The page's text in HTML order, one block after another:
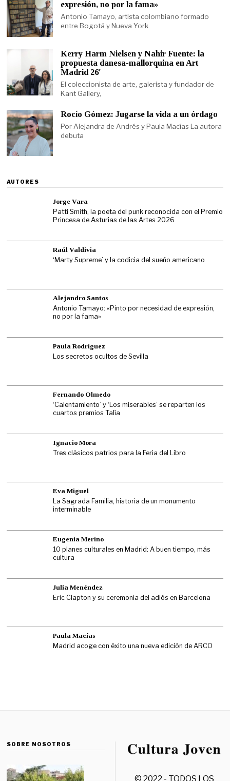
expresión, no por la fama»
Antonio Tamayo, artista colombiano formado
entre Bogotá y Nueva York
Kerry Harm Nielsen y Nahir Fuente: la
propuesta danesa-mallorquina en Art
Madrid 26′
El coleccionista de arte, galerista y fundador de
Kant Gallery,
Rocío Gómez: Jugarse la vida a un órdago
Por Alejandra de Andrés y Paula Macías La autora
debuta
AUTORES
Jorge Vara
Patti Smith, la poeta del punk reconocida con el Premio
Princesa de Asturias de las Artes 2026
Raúl Valdivia
‘Marty Supreme’ y la codicia del sueño americano
Alejandro Santos
Antonio Tamayo: «Pinto por necesidad de expresión,
no por la fama»
Paula Rodríguez
Los secretos ocultos de Sevilla
Fernando Olmedo
‘Calentamiento’ y ‘Los miserables’ se reparten los
cuartos premios Talía
Ignacio Mora
Tres clásicos patrios para la Feria del Libro
Eva Miguel
La Sagrada Familia, historia de un monumento
interminable
Eugenia Merino
10 planes culturales en Madrid: A buen tiempo, más
cultura
Julia Menéndez
Eric Clapton y su ceremonia del adiós en Barcelona
Paula Macías
Madrid acoge con éxito una nueva edición de ARCO
SOBRE NOSOTROS
© 2022 - TODOS LOS